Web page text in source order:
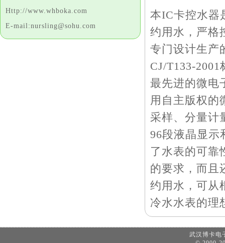
Http://www.whboka.com
E-mail:nursling@sohu.com
本IC卡控水器
约用水，严格
专门设计生产
CJ/T133-
最先进的微电
用自主版权的
采样、分量计
96段液晶显示
了水表的可靠
的要求，而且
约用水，可从
冷水水表的理
武汉博卡